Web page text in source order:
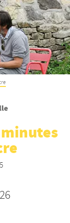
de
minutes